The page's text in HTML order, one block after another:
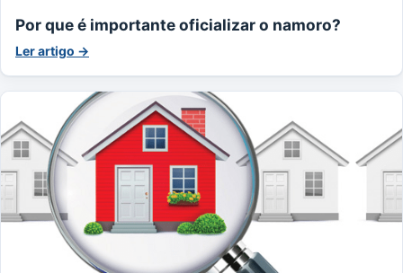
Por que é importante oficializar o namoro?
Ler artigo →